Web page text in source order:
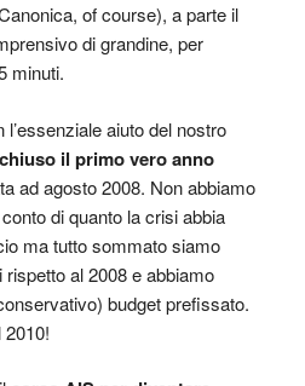
of course), a parte il
di grandine, per
minuti.
aiuto del nostro
il primo vero anno
ad agosto 2008. Non abbiamo
di quanto la crisi abbia
ma tutto sommato siamo
al 2008 e abbiamo
budget prefissato.
2010!